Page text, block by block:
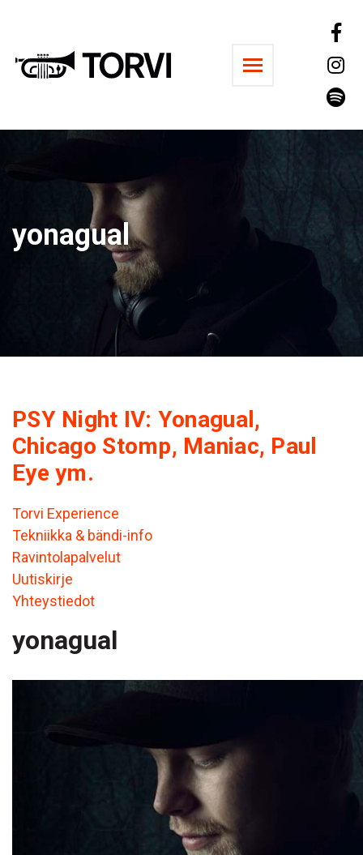
Ravintola Torvi
yonagual
PSY Night IV: Yonagual,
Chicago Stomp, Maniac, Paul
Eye ym.
Torvi Experience
Tekniikka & bändi-info
Ravintolapalvelut
Uutiskirje
Yhteystiedot
yonagual